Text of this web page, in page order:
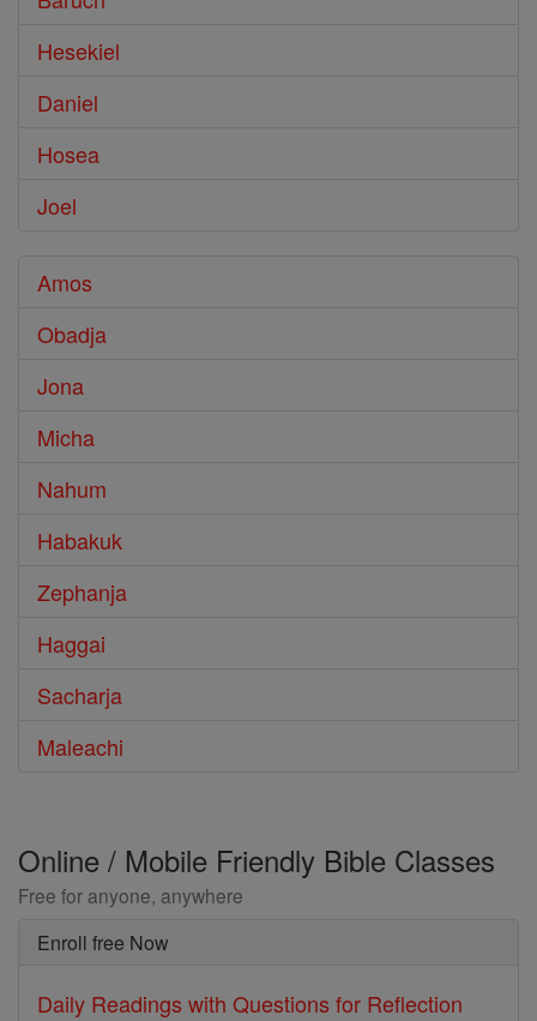
Hesekiel
Daniel
Hosea
Joel
Amos
Obadja
Jona
Micha
Nahum
Habakuk
Zephanja
Haggai
Sacharja
Maleachi
Online / Mobile Friendly Bible Classes
Free for anyone, anywhere
Enroll free Now
Daily Readings with Questions for Reflection